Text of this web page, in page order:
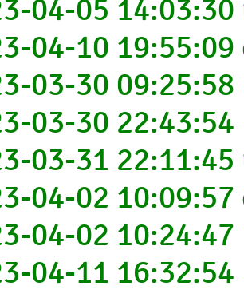
04-05
04-10
03-30
03-30
03-31
04-02
04-02
04-11